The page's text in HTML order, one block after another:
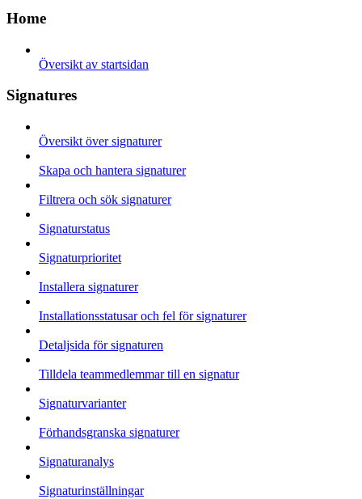
Home
Översikt av startsidan
Signatures
Översikt över signaturer
Skapa och hantera signaturer
Filtrera och sök signaturer
Signaturstatus
Signaturprioritet
Installera signaturer
Installationsstatusar och fel för signaturer
Detaljsida för signaturen
Tilldela teammedlemmar till en signatur
Signaturvarianter
Förhandsgranska signaturer
Signaturanalys
Signaturinställningar